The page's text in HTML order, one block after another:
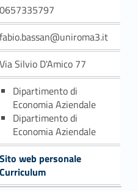
0657335797
fabio.bassan@uniroma3.it
Via Silvio D'Amico 77
Dipartimento di
Economia Aziendale
Dipartimento di
Economia Aziendale
Sito web personale
Curriculum